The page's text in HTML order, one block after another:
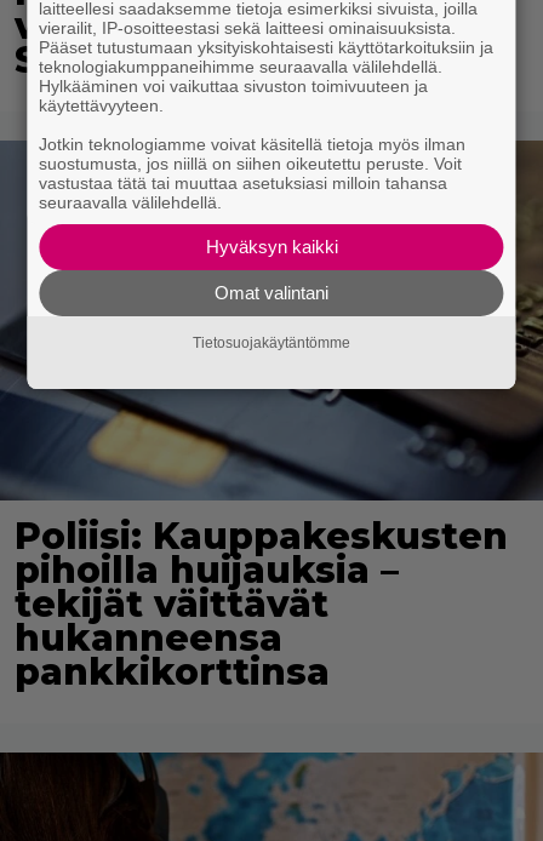
vietti unelmien kesän
Suomessa
Poliisi: Kauppakeskusten
pihoilla huijauksia –
tekijät väittävät
hukanneensa
pankkikorttinsa
laitteellesi saadaksemme tietoja esimerkiksi sivuista, joilla
vierailit, IP-osoitteestasi sekä laitteesi ominaisuuksista.
Pääset tutustumaan yksityiskohtaisesti käyttötarkoituksiin ja
teknologiakumppaneihimme seuraavalla välilehdellä.
Hylkääminen voi vaikuttaa sivuston toimivuuteen ja
käytettävyyteen.
Jotkin teknologiamme voivat käsitellä tietoja myös ilman
suostumusta, jos niillä on siihen oikeutettu peruste. Voit
vastustaa tätä tai muuttaa asetuksiasi milloin tahansa
seuraavalla välilehdellä.
Hyväksyn kaikki
Omat valintani
Tietosuojakäytäntömme